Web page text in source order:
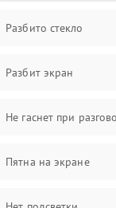
Разбито стекло
Разбит экран
Не гаснет при
Пятна на экране